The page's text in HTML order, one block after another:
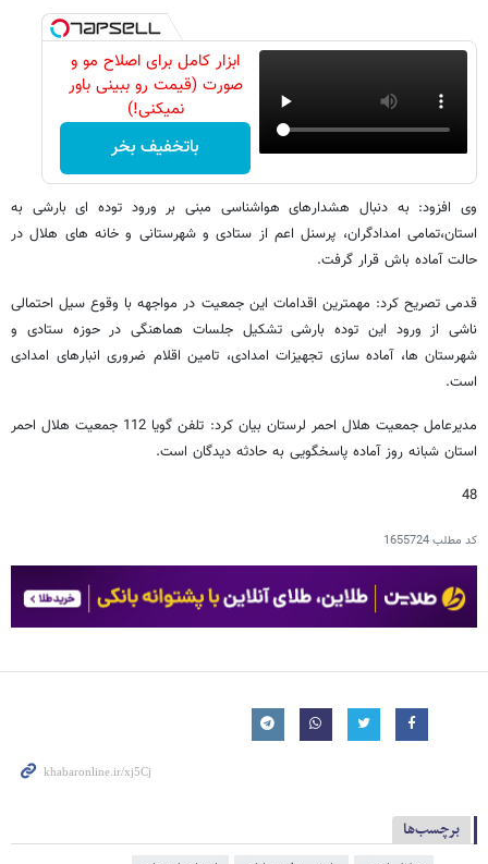
ابزار کامل برای اصلاح مو و
صورت (قیمت رو ببینی باور
نمیکنی!)
باتخفیف بخر
وی افزود: به دنبال هشدارهای هواشناسی مبنی بر ورود توده ای بارشی به
استان،تمامی امدادگران، پرسنل اعم از ستادی و شهرستانی و خانه های هلال در
حالت آماده باش قرار گرفت.
قدمی تصریح کرد: مهمترین اقدامات این جمعیت در مواجهه با وقوع سیل احتمالی
ناشی از ورود این توده بارشی تشکیل جلسات هماهنگی در حوزه ستادی و
شهرستان ها، آماده سازی تجهیزات امدادی، تامین اقلام ضروری انبارهای امدادی
است.
مدیرعامل جمعیت هلال احمر لرستان بیان کرد: تلفن گویا 112 جمعیت هلال احمر
استان شبانه روز آماده پاسخگویی به حادثه دیدگان است.
48
کد مطلب1655724
برچسب‌ها